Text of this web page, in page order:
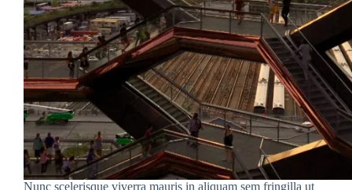
Nunc scelerisque viverra mauris in aliquam sem fringilla ut